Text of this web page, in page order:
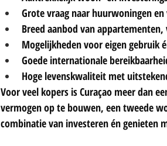
Grote vraag naar huurwoningen
Breed aanbod van
Mogelijkheden voor eigen gebruik
Goede internationale
Hoge levenskwaliteit met
Voor veel kopers is Curaçao meer dan
vermogen op te bouwen, een tweede
combinatie van investeren én genieten